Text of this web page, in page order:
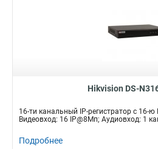
Hikvision DS-
16-ти канальный IP-регистратор c 16-
Видеовход: 16 IP@8Мп; Аудиовход: 1
Подробнее